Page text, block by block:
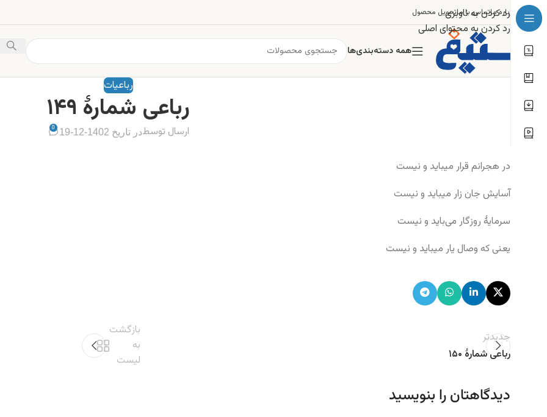
رد کردن به ناوبری
رد کردن به محتوای اصلی
درباره ماتماس با ماتحویل محصول
همه دسته‌بندی‌ها
رباعیات
رباعی شمارهٔ ۱۴۹
ارسال توسطدر تاریخ 1402-12-19 0
در هجرانم قرار میباید و نیست
آسایش جان زار میباید و نیست
سرمایهٔ روزگار می‌باید و نیست
یعنی که وصال یار میباید و نیست
جدیدتر
رباعی شمارهٔ ۱۵۰
بازگشت
به
لیست
دیدگاهتان را بنویسید